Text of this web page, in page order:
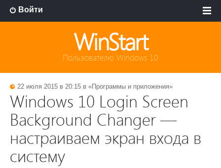
Войти
WinStart
Пользователю Windows 10
22 июля 2015 в 20:15 в «Программы и приложения»
Windows 10 Login Screen
Background Changer —
настраиваем экран входа в
систему